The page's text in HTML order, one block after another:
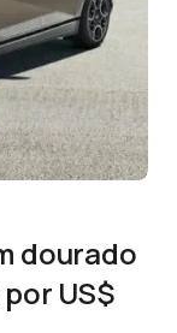
dourado
US$